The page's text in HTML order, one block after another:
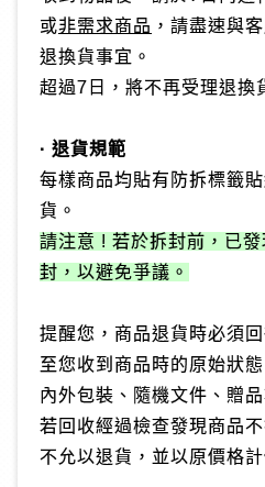
或非需求商品 ，請盡速與
退換貨事宜。
超過7日，將不再受理退換
· 退貨規範
每樣商品均貼有防拆標籤
貨。
請注意 ! 若於拆封前，已
封，以避免爭議。
提醒您，商品退貨時必須
至您收到商品時的原始狀
內外包裝、隨機文件、贈
若回收經過檢查發現商品
不允以退貨，並以原價格計